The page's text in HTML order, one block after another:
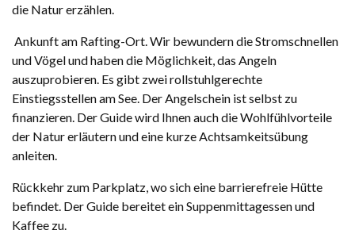
die Natur erzählen.
Ankunft am Rafting-Ort. Wir bewundern die Stromschnellen
und Vögel und haben die Möglichkeit, das Angeln
auszuprobieren. Es gibt zwei rollstuhlgerechte
Einstiegsstellen am See. Der Angelschein ist selbst zu
finanzieren. Der Guide wird Ihnen auch die Wohlfühlvorteile
der Natur erläutern und eine kurze Achtsamkeitsübung
anleiten.
Rückkehr zum Parkplatz, wo sich eine barrierefreie Hütte
befindet. Der Guide bereitet ein Suppenmittagessen und
Kaffee zu.